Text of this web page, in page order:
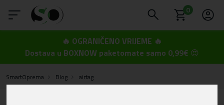
0
🔥 OGRANIČENO VRIJEME 🔥
Dostava u BOXNOW paketomate samo 0,99€ 😍
SmartOprema Blog airtag